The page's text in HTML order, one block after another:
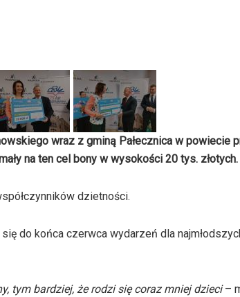
wraz z gminą Pałecznica w powiecie
na ten cel bony w wysokości 20 tys. złotych.
dzietności.
do końca czerwca wydarzeń dla
tym bardziej, że rodzi się coraz mniej dzieci–